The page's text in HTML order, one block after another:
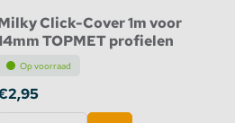
Click-Cover 1m voor
TOPMET profielen
Op voorraad